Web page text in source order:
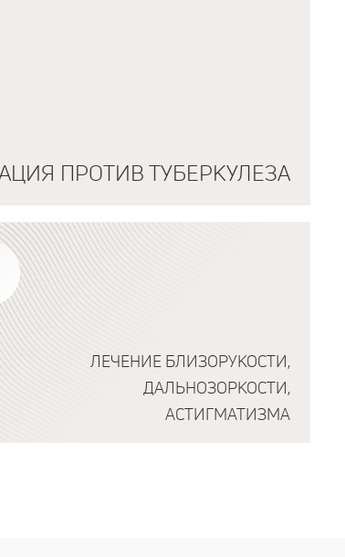
ПРОТИВ ТУБЕРКУЛЕЗА
ЛЕЧЕНИЕ БЛИЗОРУКОСТИ,
ДАЛЬНОЗОРКОСТИ,
АСТИГМАТИЗМА